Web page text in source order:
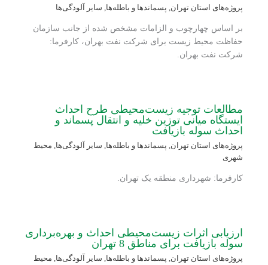
پروژه‌های استان تهران, پسماندها و باطله‌ها, سایر آلودگی‌ها
بر اساس چهارچوب و الزامات مشخص شده از جانب سازمان
حفاظت محیط زیست برای شرکت نفت بهران، کارفرما:
شرکت نفت بهران.
مطالعات توجیه زیست‌محیطی طرح احداث
ایستگاه میانی توزین خلیه و انتقال پسماند و
احداث سوله بازیافت
پروژه‌های استان تهران, پسماندها و باطله‌ها, سایر آلودگی‌ها, محیط
شهری
کارفرما: شهرداری منطقه یک تهران.
ارزیابی اثرات زیست‌محیطی احداث و بهره‌برداری
سوله بازیافت برای مناطق 8 تهران
پروژه‌های استان تهران, پسماندها و باطله‌ها, سایر آلودگی‌ها, محیط